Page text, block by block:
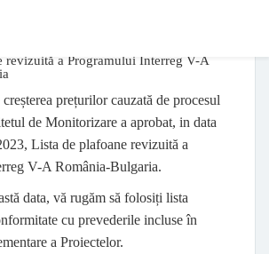
revizuită a Programului Interreg V-A
prețurilor cauzată de procesul
de Monitorizare a aprobat, in data
Lista de plafoane revizuită a
V-A România-Bulgaria.
data, vă rugăm să folosiți lista
cu prevederile incluse în
a Proiectelor.